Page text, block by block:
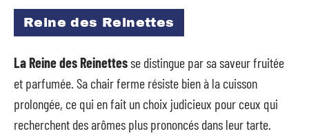
Reine des Reinettes
La Reine des Reinettesse distingue par sa saveur fruitée
et parfumée. Sa chair ferme résiste bien à la cuisson
prolongée, ce qui en fait un choix judicieux pour ceux qui
recherchent des arômes plus prononcés dans leur tarte.